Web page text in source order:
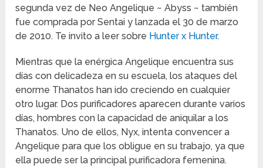
segunda vez de Neo Angelique ~ Abyss ~ también
fue comprada por Sentai y lanzada el 30 de marzo
de 2010. Te invito a leer sobre Hunter x Hunter.
Mientras que la enérgica Angelique encuentra sus
días con delicadeza en su escuela, los ataques del
enorme Thanatos han ido creciendo en cualquier
otro lugar. Dos purificadores aparecen durante varios
días, hombres con la capacidad de aniquilar a los
Thanatos. Uno de ellos, Nyx, intenta convencer a
Angelique para que los obligue en su trabajo, ya que
ella puede ser la principal purificadora femenina.